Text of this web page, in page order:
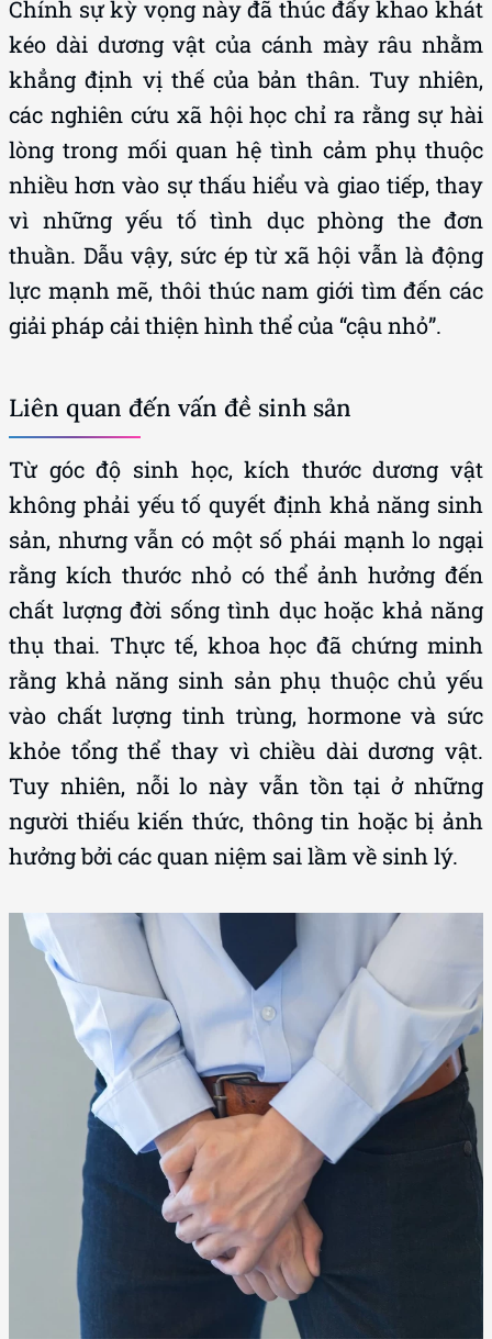
Chính sự kỳ vọng này đã thúc đẩy khao khát
kéo dài dương vật của cánh mày râu nhằm
khẳng định vị thế của bản thân. Tuy nhiên,
các nghiên cứu xã hội học chỉ ra rằng sự hài
lòng trong mối quan hệ tình cảm phụ thuộc
nhiều hơn vào sự thấu hiểu và giao tiếp, thay
vì những yếu tố tình dục phòng the đơn
thuần. Dẫu vậy, sức ép từ xã hội vẫn là động
lực mạnh mẽ, thôi thúc nam giới tìm đến các
giải pháp cải thiện hình thể của “cậu nhỏ”.
Liên quan đến vấn đề sinh sản
Từ góc độ sinh học, kích thước dương vật
không phải yếu tố quyết định khả năng sinh
sản, nhưng vẫn có một số phái mạnh lo ngại
rằng kích thước nhỏ có thể ảnh hưởng đến
chất lượng đời sống tình dục hoặc khả năng
thụ thai. Thực tế, khoa học đã chứng minh
rằng khả năng sinh sản phụ thuộc chủ yếu
vào chất lượng tinh trùng, hormone và sức
khỏe tổng thể thay vì chiều dài dương vật.
Tuy nhiên, nỗi lo này vẫn tồn tại ở những
người thiếu kiến thức, thông tin hoặc bị ảnh
hưởng bởi các quan niệm sai lầm về sinh lý.